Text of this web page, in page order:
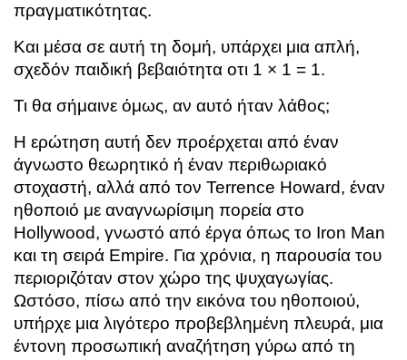
πραγματικότητας.
Και μέσα σε αυτή τη δομή, υπάρχει μια απλή,
σχεδόν παιδική βεβαιότητα οτι 1 × 1 = 1.
Τι θα σήμαινε όμως, αν αυτό ήταν λάθος;
Η ερώτηση αυτή δεν προέρχεται από έναν
άγνωστο θεωρητικό ή έναν περιθωριακό
στοχαστή, αλλά από τον Terrence Howard, έναν
ηθοποιό με αναγνωρίσιμη πορεία στο
Hollywood, γνωστό από έργα όπως το Iron Man
και τη σειρά Empire. Για χρόνια, η παρουσία του
περιοριζόταν στον χώρο της ψυχαγωγίας.
Ωστόσο, πίσω από την εικόνα του ηθοποιού,
υπήρχε μια λιγότερο προβεβλημένη πλευρά, μια
έντονη προσωπική αναζήτηση γύρω από τη